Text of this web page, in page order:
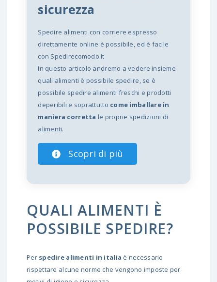
sicurezza
Spedire alimenti con corriere espresso
direttamente online è possibile, ed è facile
con Spedirecomodo.it
In questo articolo andremo a vedere insieme
quali alimenti è possibile spedire, se è
possibile spedire alimenti freschi e prodotti
deperibili e soprattutto come imballare in
maniera corretta le proprie spedizioni di
alimenti.
Scopri di più
QUALI ALIMENTI È
POSSIBILE SPEDIRE?
Per spedire alimenti in italia è necessario
rispettare alcune norme che vengono imposte per